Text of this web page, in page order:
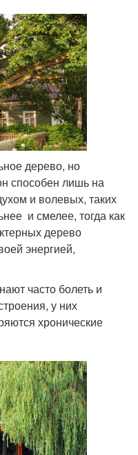
дерево, но
способен лишь на
и волевых, таких
и смелее, тогда как
дерево
энергией,
часто болеть и
у них
хронические